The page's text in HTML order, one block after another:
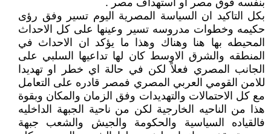
بنفسه فوق مصر او استهداف مصر .
بكل التاكيد ان السياسة المصرية اليوم تسير وفق رؤى
حكيمه وخطوات مدروسه تسير وعينها على كل الاحداث
المحيطه بها هنا وهناك وهذا ما يؤكد ان الاحداث في
المنطقه والشرق الاوسط كان لها تداعيها السلبي على
الجانب المصري فعلاً لكن في حالة اي خطر او تهديدا
للامن القومي العربي المصري فمصر قادره على التعامل
مع كل الاحتمالات والتهديدات وفق الزمان والمكان وبقوة
هذا من الناحيه الخارجية لكن من ناحية الجبهة الداخليه
فالقياده السياسية والحكومة والجيش والشعب جبهة